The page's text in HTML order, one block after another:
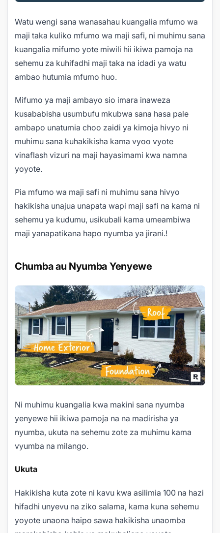
Watu wengi sana wanasahau kuangalia mfumo wa
maji taka kuliko mfumo wa maji safi, ni muhimu sana
kuangalia mifumo yote miwili hii ikiwa pamoja na
sehemu za kuhifadhi maji taka na idadi ya watu
ambao hutumia mfumo huo.
Mifumo ya maji ambayo sio imara inaweza
kusababisha usumbufu mkubwa sana hasa pale
ambapo unatumia choo zaidi ya kimoja hivyo ni
muhimu sana kuhakikisha kama vyoo vyote
vinaflash vizuri na maji hayasimami kwa namna
yoyote.
Pia mfumo wa maji safi ni muhimu sana hivyo
hakikisha unajua unapata wapi maji safi na kama ni
sehemu ya kudumu, usikubali kama umeambiwa
maji yanapatikana hapo nyumba ya jirani.!
Chumba au Nyumba Yenyewe
Ni muhimu kuangalia kwa makini sana nyumba
yenyewe hii ikiwa pamoja na na madirisha ya
nyumba, ukuta na sehemu zote za muhimu kama
vyumba na milango.
Ukuta
Hakikisha kuta zote ni kavu kwa asilimia 100 na hazi
hifadhi unyevu na ziko salama, kama kuna sehemu
yoyote unaona haipo sawa hakikisha unaomba